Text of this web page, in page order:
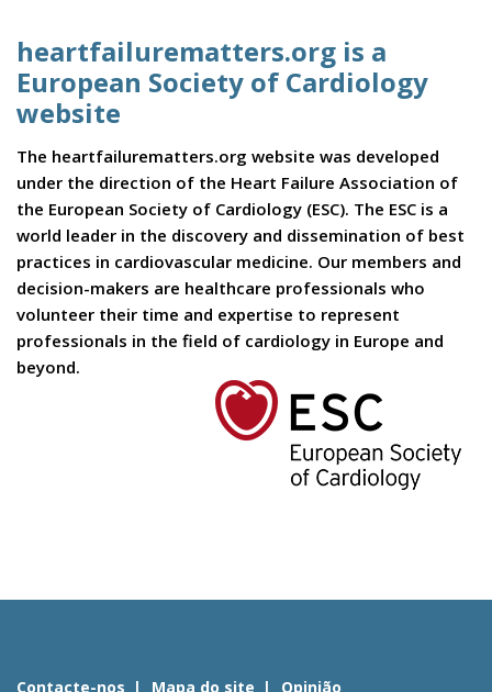
heartfailurematters.org is a
European Society of Cardiology
website
The heartfailurematters.org website was developed
under the direction of the Heart Failure Association of
the European Society of Cardiology (ESC). The ESC is a
world leader in the discovery and dissemination of best
practices in cardiovascular medicine. Our members and
decision-makers are healthcare professionals who
volunteer their time and expertise to represent
professionals in the field of cardiology in Europe and
beyond.
Contacte-nos Mapa do site Opinião